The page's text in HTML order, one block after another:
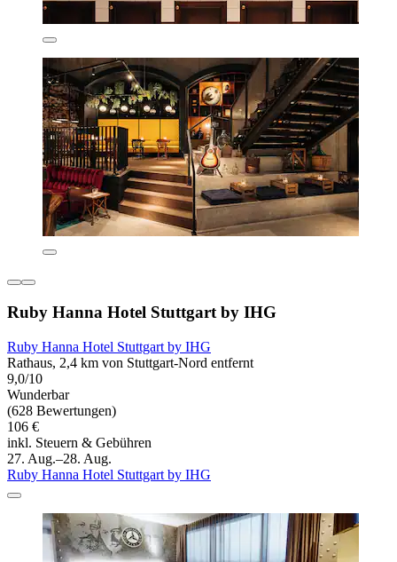
Ruby Hanna Hotel Stuttgart by IHG
Ruby Hanna Hotel Stuttgart by IHG
Rathaus, 2,4 km von Stuttgart-Nord entfernt
9,0/10
Wunderbar
(628 Bewertungen)
106 €
inkl. Steuern & Gebühren
27. Aug.–28. Aug.
Ruby Hanna Hotel Stuttgart by IHG